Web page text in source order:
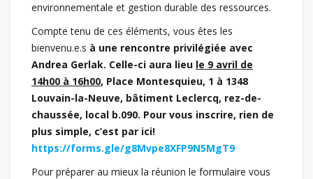
environnementale et gestion durable des ressources.
Compte tenu de ces éléments, vous êtes les
bienvenu.e.s à une rencontre privilégiée avec
Andrea Gerlak. Celle-ci aura lieu le 9 avril de
14h00 à 16h00, Place Montesquieu, 1 à 1348
Louvain-la-Neuve, bâtiment Leclercq, rez-de-
chaussée, local b.090. Pour vous inscrire, rien de
plus simple, c’est par ici!
https://forms.gle/g8Mvpe8XFP9N5MgT9
Pour préparer au mieux la réunion le formulaire vous